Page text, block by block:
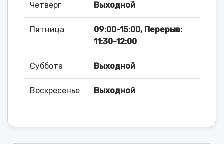
Четверг Выходной
Пятница
09:00-15:00, Перерыв:
11:30-12:00
Суббота Выходной
Воскресенье Выходной